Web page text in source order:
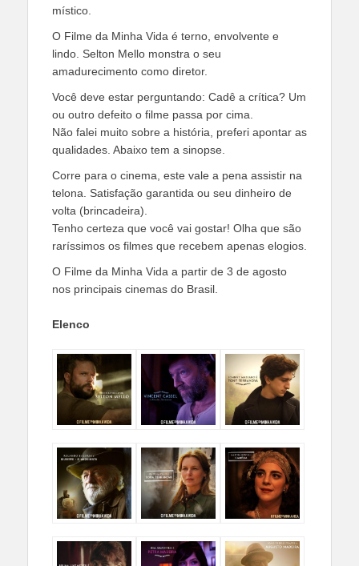
místico.
O Filme da Minha Vida é terno, envolvente e
lindo. Selton Mello monstra o seu
amadurecimento como diretor.
Você deve estar perguntando: Cadê a crítica? Um
ou outro defeito o filme passa por cima.
Não falei muito sobre a história, preferi apontar as
qualidades. Abaixo tem a sinopse.
Corre para o cinema, este vale a pena assistir na
telona. Satisfação garantida ou seu dinheiro de
volta (brincadeira).
Tenho certeza que você vai gostar! Olha que são
raríssimos os filmes que recebem apenas elogios.
O Filme da Minha Vida a partir de 3 de agosto
nos principais cinemas do Brasil.
Elenco